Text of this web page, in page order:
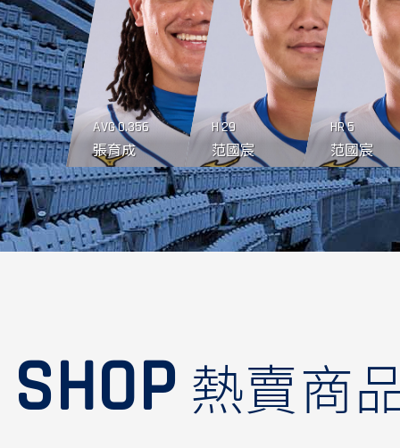
AVG0.356
張育成
H29
范國宸
HR5
范國宸
SHOP 熱賣商